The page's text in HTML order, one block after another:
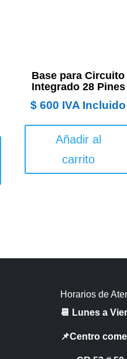
Base para Circuito
Integrado 28 Pines
$ 600 IVA Incluido
Añadir al
carrito
Horarios de
📆 Lunes a
📌Centro